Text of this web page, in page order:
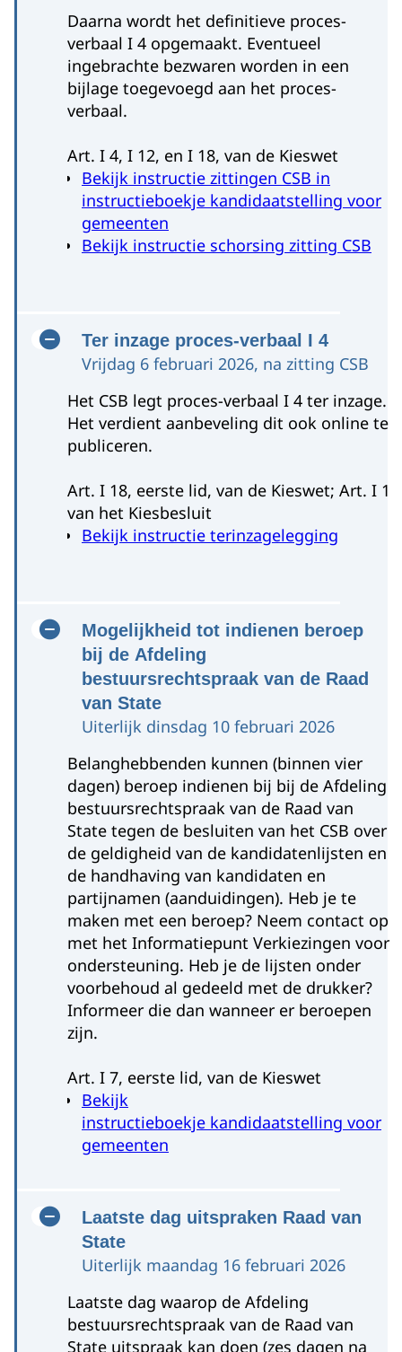
Limburg
Bekijk Handleiding registratie
partijnamen politieke partijen GR26
pagina 8 en 9
Daarna wordt het definitieve proces-
verbaal I 4 opgemaakt. Eventueel
ingebrachte bezwaren worden in een
bijlage toegevoegd aan het proces-
verbaal.
Art. I 4, I 12, en I 18, van de Kieswet
Bekijk instructie zittingen CSB in
instructieboekje kandidaatstelling voor
gemeenten
Bekijk instructie schorsing zitting CSB
Ter inzage proces-verbaal I 4
Vrijdag 6 februari 2026, na zitting CSB
Het CSB legt proces-verbaal I 4 ter inzage.
Het verdient aanbeveling dit ook online te
publiceren.
Art. I 18, eerste lid, van de Kieswet; Art. I 1
van het Kiesbesluit
Bekijk instructie terinzagelegging
Mogelijkheid tot indienen beroep
bij de Afdeling
bestuursrechtspraak van de Raad
van State
Uiterlijk dinsdag 10 februari 2026
Belanghebbenden kunnen (binnen vier
dagen) beroep indienen bij bij de Afdeling
bestuursrechtspraak van de Raad van
State tegen de besluiten van het CSB over
de geldigheid van de kandidatenlijsten en
de handhaving van kandidaten en
partijnamen (aanduidingen). Heb je te
maken met een beroep? Neem contact op
met het Informatiepunt Verkiezingen voor
ondersteuning. Heb je de lijsten onder
voorbehoud al gedeeld met de drukker?
Informeer die dan wanneer er beroepen
zijn.
Art. I 7, eerste lid, van de Kieswet
Bekijk
instructieboekje kandidaatstelling voor
gemeenten
Laatste dag uitspraken Raad van
State
Uiterlijk maandag 16 februari 2026
Laatste dag waarop de Afdeling
bestuursrechtspraak van de Raad van
State uitspraak kan doen (zes dagen na